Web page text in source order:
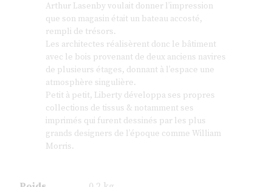
Arthur Lasenby voulait donner l’impression
que son magasin était un bateau accosté,
rempli de trésors.
Les architectes réalisèrent donc le bâtiment
avec le bois provenant de deux anciens navires
de plusieurs étages, donnant à l’espace une
atmosphère singulière.
Petit à petit, Liberty développa ses propres
collections de tissus & notamment ses
imprimés qui furent dessinés par les plus
grands designers de l’époque comme William
Morris.